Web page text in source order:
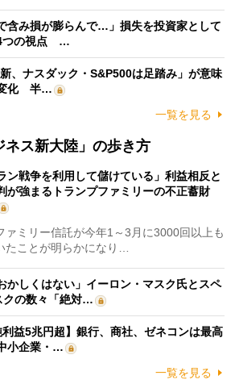
含み損が膨らんで…」損失を投資家として
4つの視点 …
新、ナスダック・S&P500は足踏み」が意味
変化 半…
一覧を見る
ネス新大陸」の歩き方
ン戦争を利用して儲けている」利益相反と
が強まるトランプファミリーの不正蓄財
ミリー信託が今年1～3月に3000回以上も
たことが明らかになり…
かしくはない」イーロン・マスク氏とスペ
クの数々「絶対…
利益5兆円超】銀行、商社、ゼネコンは最高
小企業・…
一覧を見る